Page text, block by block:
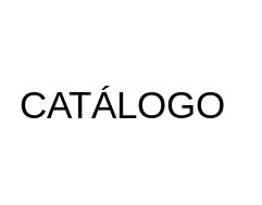
CATÁLOGO